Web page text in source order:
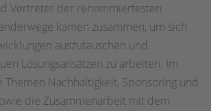
Vertreter der renommiertesten
kamen zusammen, um sich
auszutauschen und
Lösungsansätzen zu arbeiten. Im
Themen Nachhaltigkeit, Sponsoring und
die Zusammenarbeit mit dem